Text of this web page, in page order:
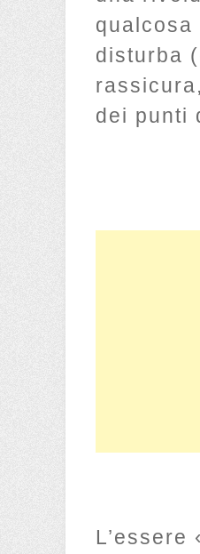
qualcosa
disturba
dei punti
L’essere